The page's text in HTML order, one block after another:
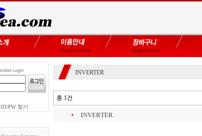
ID/PW 찾기
INVERTER
총 1건
INVERTER